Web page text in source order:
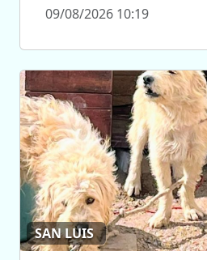
09/08/2026 10:19
SAN LUIS